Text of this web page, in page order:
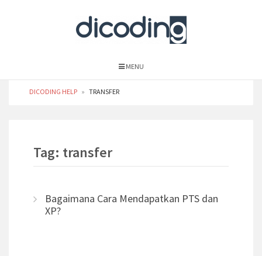
MENU
DICODING HELP » TRANSFER
Tag: transfer
Bagaimana Cara Mendapatkan PTS dan
XP?